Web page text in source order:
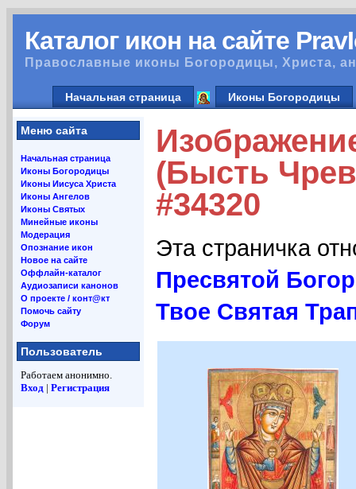
Каталог икон на сайте
Православные иконы Богородицы, Христа,
Начальная страница Иконы Богородицы
Меню сайта
Начальная страница
Иконы Богородицы
Иконы Иисуса Христа
Иконы Ангелов
Иконы Святых
Минейные иконы
Модерация
Опознание икон
Новое на сайте
Оффлайн-каталог
Аудиозаписи канонов
О проекте / конт@кт
Помочь сайту
Форум
Пользователь
Работаем анонимно.
Вход | Регистрация
(Бысть
#34320
Эта страничка
Пресвятой
Твое Святая